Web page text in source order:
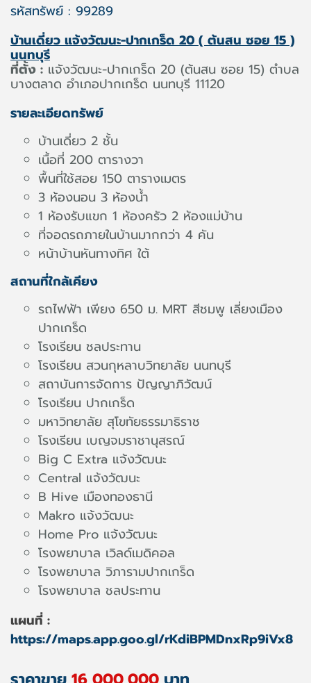
รหัสทรัพย์ : 99289
บ้านเดี่ยว แจ้งวัฒนะ-ปากเกร็ด 20 ( ต้นสน ซอย 15 )
นนทบุรี
ที่ตั้ง :แจังวัฒนะ-ปากเกร็ด 20 (ต้นสน ซอย 15) ตำบล
บางตลาด อำเภอปากเกร็ด นนทบุรี 11120
รายละเอียดทรัพย์
บ้านเดี่ยว 2 ชั้น
เนื้อที่ 200 ตารางวา
พื้นที่ใช้สอย 150 ตารางเมตร
3 ห้องนอน 3 ห้องน้ำ
1 ห้องรับแขก 1 ห้องครัว 2 ห้องแม่บ้าน
ที่จอดรถภายในบ้านมากกว่า 4 คัน
หน้าบ้านหันทางทิศ ใต้
สถานที่ใกล้เคียง
รถไฟฟ้า เพียง 650 ม. MRT สีชมพู เลี่ยงเมือง
ปากเกร็ด
โรงเรียน ชลประทาน
โรงเรียน สวนกุหลาบวิทยาลัย นนทบุรี
สถาบันการจัดการ ปัญญาภิวัฒน์
โรงเรียน ปากเกร็ด
มหาวิทยาลัย สุโขทัยธรรมาธิราช
โรงเรียน เบญจมราชานุสรณ์
Big C Extra แจ้งวัฒนะ
Central แจ้งวัฒนะ
B Hive เมืองทองธานี
Makro แจ้งวัฒนะ
Home Pro แจ้งวัฒนะ
โรงพยาบาล เวิลด์เมดิคอล
โรงพยาบาล วิภารามปากเกร็ด
โรงพยาบาล ชลประทาน
แผนที่ :
https://maps.app.goo.gl/rKdiBPMDnxRp9iVx8